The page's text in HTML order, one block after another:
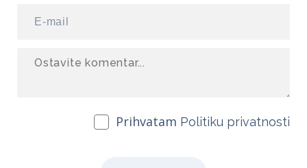
Prihvatam Politiku privatnosti